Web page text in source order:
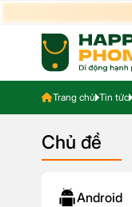
Trang chủ Tin tức
Chủ đề
Android